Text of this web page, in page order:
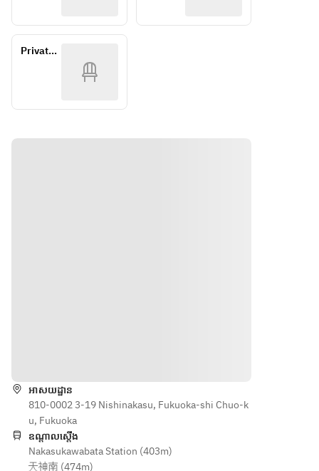
nts
Private
អាសយដ្ឋាន
810-0002 3-19 Nishinakasu, Fukuoka-shi Chuo-k
u, Fukuoka
ឧណ្ដាលស្ដើង
Nakasukawabata Station (403m)
天神南 (474m)